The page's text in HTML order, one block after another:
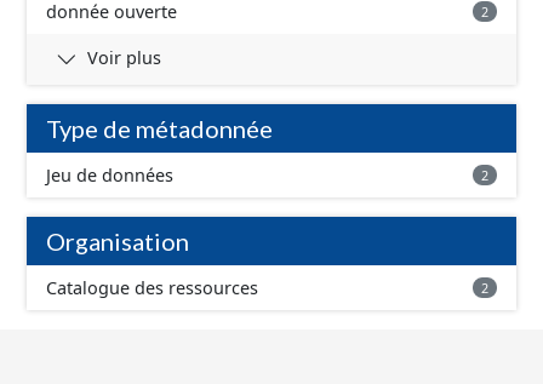
donnée ouverte 2
Voir plus
Type de métadonnée
Jeu de données 2
Organisation
Catalogue des ressources 2